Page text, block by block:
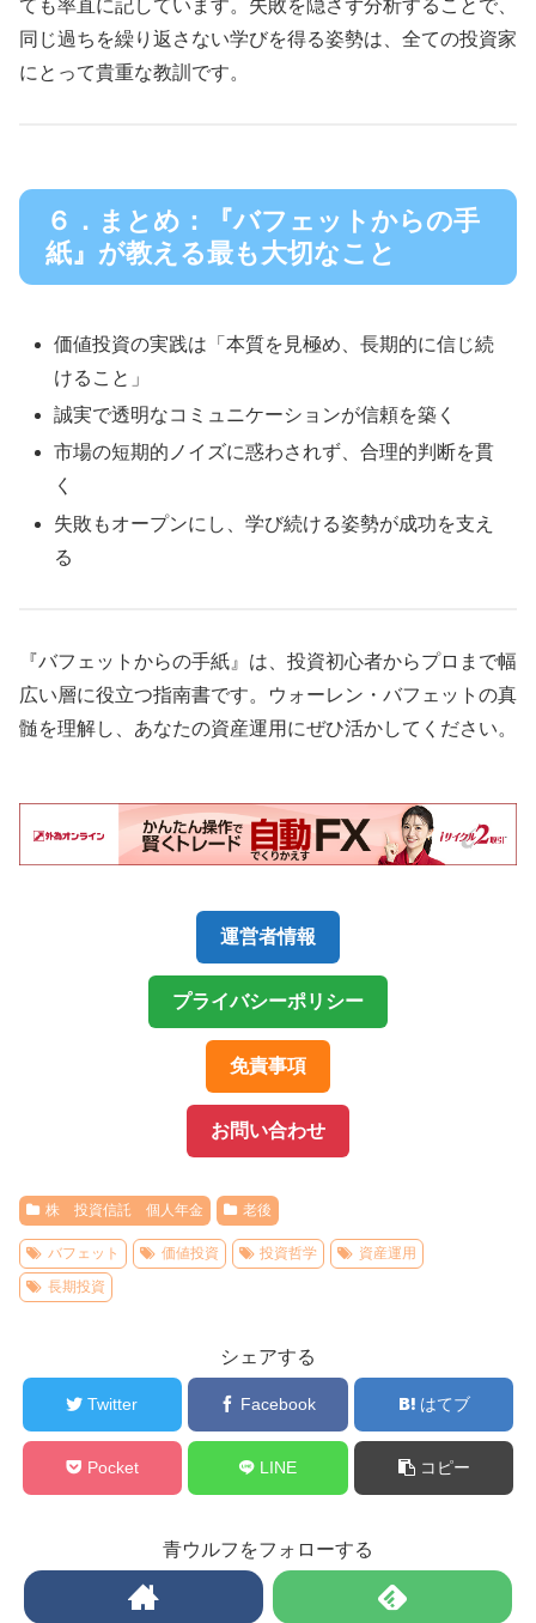
ても率直に記しています。失敗を隠さず分析することで、
同じ過ちを繰り返さない学びを得る姿勢は、全ての投資家
にとって貴重な教訓です。
６．まとめ：『バフェットからの手
紙』が教える最も大切なこと
価値投資の実践は「本質を見極め、長期的に信じ続
けること」
誠実で透明なコミュニケーションが信頼を築く
市場の短期的ノイズに惑わされず、合理的判断を貫
く
失敗もオープンにし、学び続ける姿勢が成功を支え
る
『バフェットからの手紙』は、投資初心者からプロまで幅
広い層に役立つ指南書です。ウォーレン・バフェットの真
髄を理解し、あなたの資産運用にぜひ活かしてください。
運営者情報
プライバシーポリシー
免責事項
お問い合わせ
株 投資信託 個人年金 老後
バフェット 価値投資 投資哲学
資産運用
長期投資
シェアする
Twitter Facebook はてブ
Pocket LINE コピー
青ウルフをフォローする